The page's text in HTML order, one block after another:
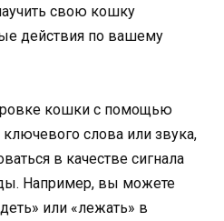
свою кошку
действия по вашему
кошки с помощью
слова или звука,
в качестве сигнала
Например, вы можете
или «лежать» в